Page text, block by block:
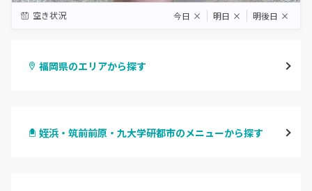
空き状況 今日 × 明日 × 明後日 ×
福岡県のエリアから探す
警固・赤坂・大濠
姪浜・筑前前原・九大学研都市のメニューから探す